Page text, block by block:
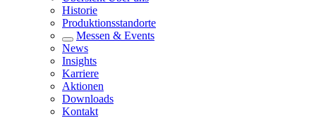
Historie
Produktionsstandorte
Messen & Events
News
Insights
Karriere
Aktionen
Downloads
Kontakt